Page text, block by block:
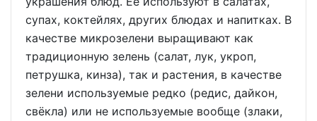
супах, коктейлях, других блюдах и напитках. В
качестве микрозелени выращивают как
традиционную зелень (салат, лук, укроп,
петрушка, кинза), так и растения, в качестве
зелени используемые редко (редис, дайкон,
свёкла) или не используемые вообще (злаки,